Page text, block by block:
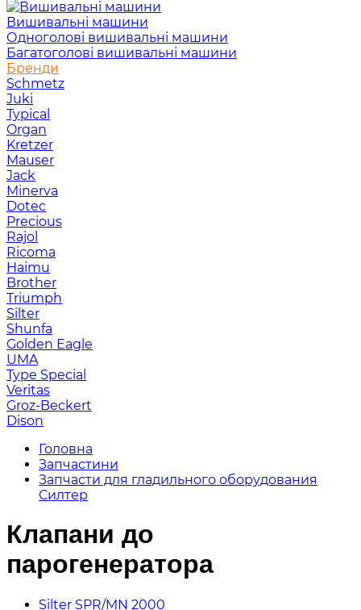
Вишивальні машини
Одноголові вишивальні машини
Багатоголові вишивальні машини
Бренди
Schmetz
Juki
Typical
Organ
Kretzer
Mauser
Jack
Minerva
Dotec
Precious
Rajol
Ricoma
Haimu
Brother
Triumph
Silter
Shunfa
Golden Eagle
UMA
Type Special
Veritas
Groz-Beckert
Dison
Головна
Запчастини
Запчасти для гладильного оборудования
Силтер
Клапани до
парогенератора
Silter SPR/MN 2000